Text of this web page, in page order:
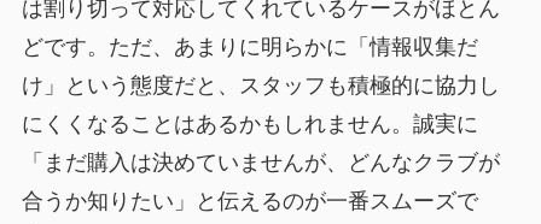
は割り切って対応してくれているケースがほとん
どです。ただ、あまりに明らかに「情報収集だ
け」という態度だと、スタッフも積極的に協力し
にくくなることはあるかもしれません。誠実に
「まだ購入は決めていませんが、どんなクラブが
合うか知りたい」と伝えるのが一番スムーズで